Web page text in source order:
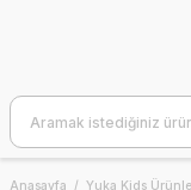
Anasayfa Yuka Kids